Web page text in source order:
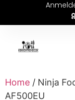
Home / Ninja
AF500EU